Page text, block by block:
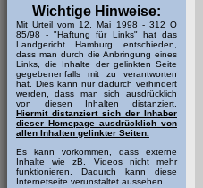
Wichtige Hinweise:
Mit Urteil vom 12. Mai 1998 - 312 O
85/98 - "Haftung für Links" hat das
Landgericht Hamburg entschieden,
dass man durch die Anbringung eines
Links, die Inhalte der gelinkten Seite
gegebenenfalls mit zu verantworten
hat. Dies kann nur dadurch verhindert
werden, dass man sich ausdrücklich
von diesen Inhalten distanziert.
Hiermit distanziert sich der Inhaber
dieser Homepage ausdrücklich von
allen Inhalten gelinkter Seiten.
Es kann vorkommen, dass externe
Inhalte wie zB. Videos nicht mehr
funktionieren. Dadurch kann diese
Internetseite verunstaltet aussehen.